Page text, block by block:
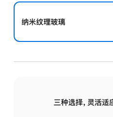
纳米纹理玻璃
三种选择，灵活适